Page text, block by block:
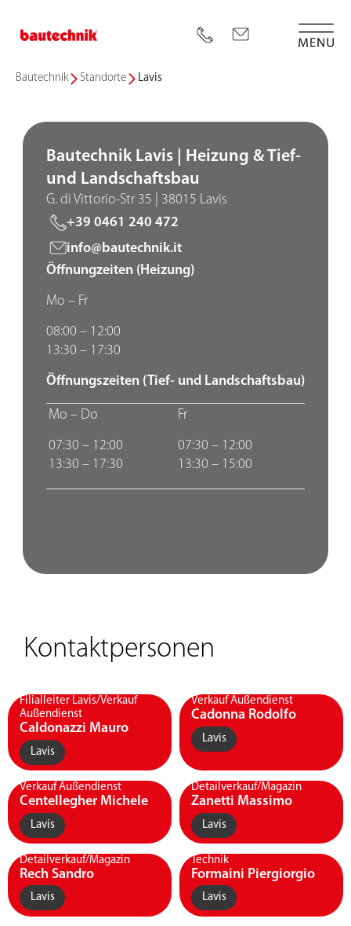
Bautechnik Standorte Lavis
Bautechnik Lavis | Heizung & Tief-
und Landschaftsbau
G. di Vittorio-Str 35 | 38015 Lavis
+39 0461 240 472
info@bautechnik.it
Öffnungzeiten (Heizung)
Mo – Fr
08:00 – 12:00
13:30 – 17:30
Öffnungszeiten (Tief- und Landschaftsbau)
Mo – Do
07:30 – 12:00
13:30 – 17:30
Fr
07:30 – 12:00
13:30 – 15:00
Kontaktpersonen
Filialleiter Lavis/Verkauf
Außendienst
Caldonazzi Mauro
Lavis
Verkauf Außendienst
Cadonna Rodolfo
Lavis
Verkauf Außendienst
Centellegher Michele
Lavis
Detailverkauf/Magazin
Zanetti Massimo
Lavis
Detailverkauf/Magazin
Rech Sandro
Lavis
Technik
Formaini Piergiorgio
Lavis